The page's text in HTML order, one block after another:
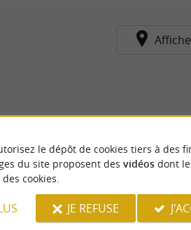
le dépôt de cookies tiers à des
du site proposent des vidéosdont
cookies.
JE REFUSE